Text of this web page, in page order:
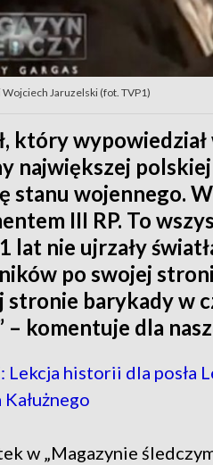
Jaruzelski (fot. TVP1)
który
największej
stanu wojennego.
III RP. To
lat nie ujrzały
po swojej
stronie barykady w
– komentuje dla
Lekcja historii dla posła
w „Magazynie